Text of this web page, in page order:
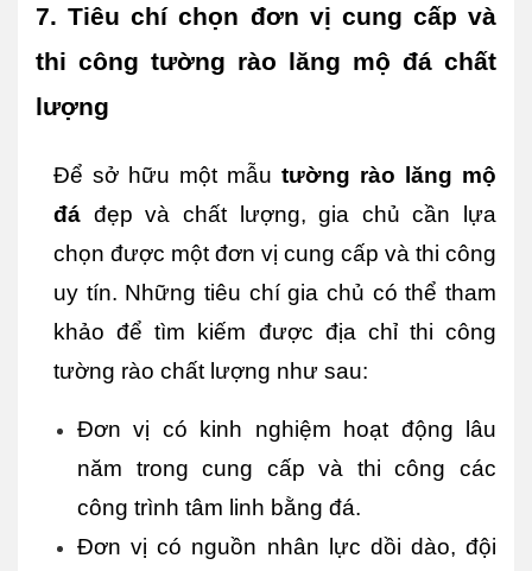
7. Tiêu chí chọn đơn vị cung cấp và
thi công tường rào lăng mộ đá chất
lượng
Để sở hữu một mẫu tường rào lăng mộ
đá đẹp và chất lượng, gia chủ cần lựa
chọn được một đơn vị cung cấp và thi công
uy tín. Những tiêu chí gia chủ có thể tham
khảo để tìm kiếm được địa chỉ thi công
tường rào chất lượng như sau:
Đơn vị có kinh nghiệm hoạt động lâu
năm trong cung cấp và thi công các
công trình tâm linh bằng đá.
Đơn vị có nguồn nhân lực dồi dào, đội